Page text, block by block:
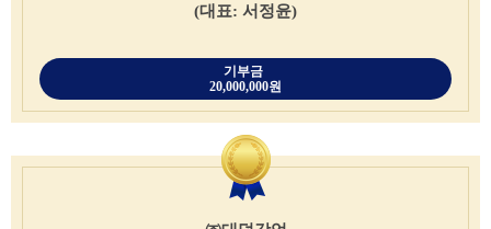
(대표: 서정윤)
기부금
20,000,000원